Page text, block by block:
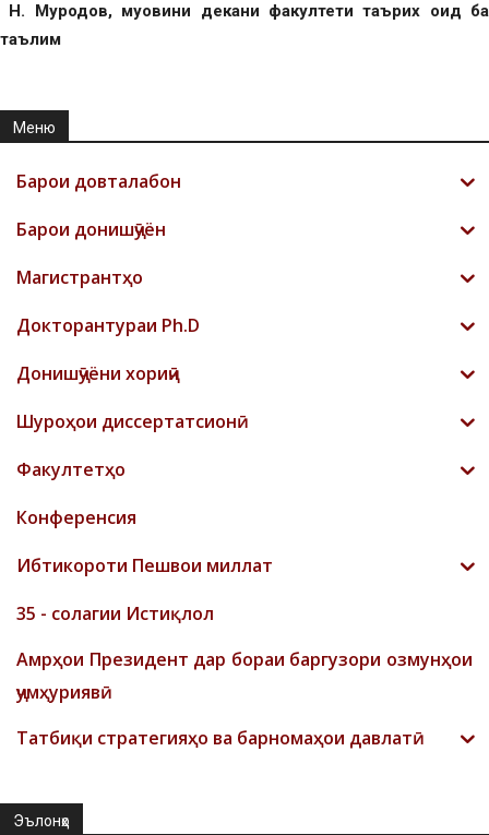
Н. Муродов, муовини декани факултети таърих оид ба
таълим
Меню
Барои довталабон
Барои донишҷӯён
Магистрантҳо
Докторантураи Ph.D
Донишҷӯёни хориҷӣ
Шyроҳои диссертатсионӣ
Факултетҳо
Конференсия
Ибтикороти Пешвои миллат
35 - солагии Истиқлол
Амрҳои Президент дар бораи баргузори озмунҳои
ҷумҳуриявӣ
Татбиқи стратегияҳо ва барномаҳои давлатӣ
Эълонҳо